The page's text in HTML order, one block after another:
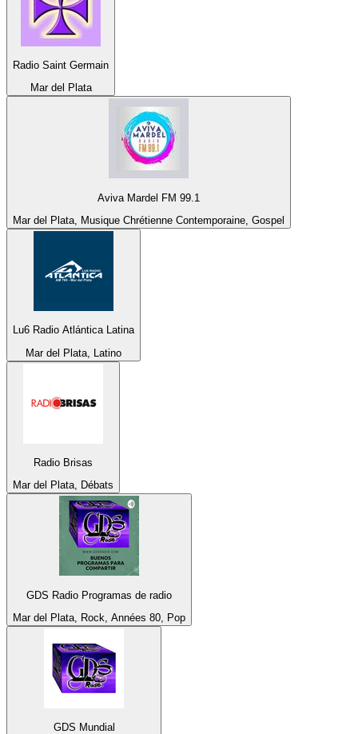
Radio Saint Germain
Mar del Plata
Aviva Mardel FM 99.1
Mar del Plata, Musique Chrétienne Contemporaine, Gospel
Lu6 Radio Atlántica Latina
Mar del Plata, Latino
Radio Brisas
Mar del Plata, Débats
GDS Radio Programas de radio
Mar del Plata, Rock, Années 80, Pop
GDS Mundial